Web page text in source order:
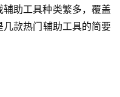
助工具种类繁多，覆盖
款热门辅助工具的简要